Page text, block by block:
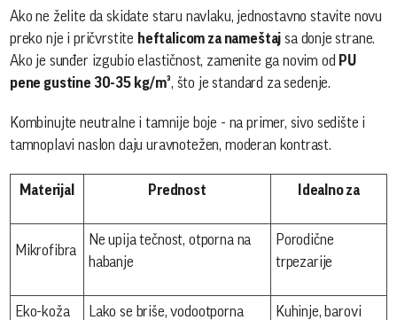
Ako ne želite da skidate staru navlaku, jednostavno stavite novu
preko nje i pričvrstite heftalicom za nameštaj sa donje strane.
Ako je sunđer izgubio elastičnost, zamenite ga novim od PU
pene gustine 30-35 kg/m³, što je standard za sedenje.
Kombinujte neutralne i tamnije boje - na primer, sivo sedište i
tamnoplavi naslon daju uravnotežen, moderan kontrast.
Materijal Prednost Idealno za
Mikrofibra
Ne upija tečnost, otporna na
habanje
Porodične
trpezarije
Eko-koža Lako se briše, vodootporna Kuhinje, barovi